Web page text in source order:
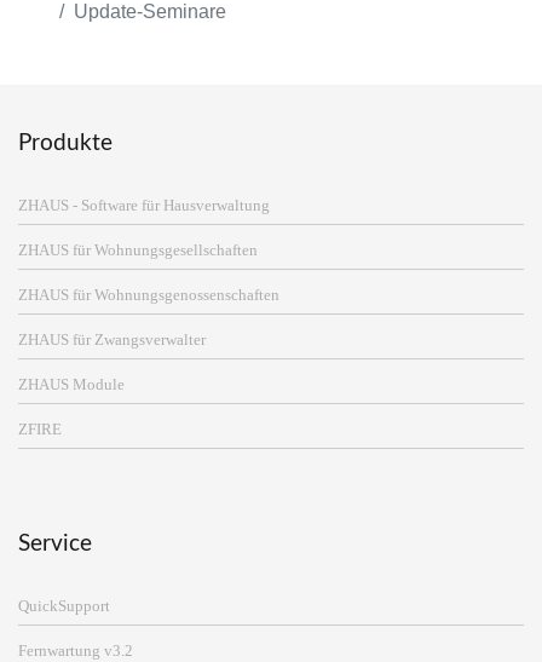
Update-Seminare
Produkte
ZHAUS - Software für Hausverwaltung
ZHAUS für Wohnungsgesellschaften
ZHAUS für Wohnungsgenossenschaften
ZHAUS für Zwangsverwalter
ZHAUS Module
ZFIRE
Service
QuickSupport
Fernwartung v3.2